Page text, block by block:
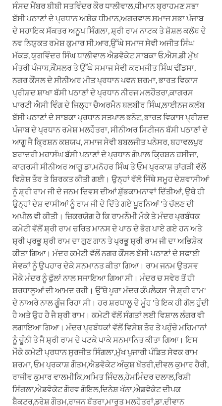
ਸੰਸਦ ਮੈਂਬਰ ਬੀਬੀ ਸਤਵਿੰਦਰ ਕੌਰ ਧਾਲੀਵਾਲ,ਧੀਮਾਨ ਬ੍ਰਾਹਮਣ ਸਭਾ
ਬੱਸੀ ਪਠਾਣਾਂ ਦੇ ਪ੍ਰਧਾਨ ਅਸ਼ੋਕ ਧੀਮਾਨ,ਅਗਰਵਾਲ ਸਮਾਜ ਸਭਾ ਪੰਜਾਬ
ਦੇ ਸਹਾਇਕ ਸੱਕਤਰ ਅਨੂਪ ਸਿੰਗਲਾ, ਸ਼੍ਰੀ ਰਾਮ ਨਾਟਕ ਤੇ ਸ਼ੋਸ਼ਲ ਕਲੱਬ ਦੇ
ਨਵ ਨਿਯੁਕਤ ਰਮੇਸ਼ ਕੁਮਾਰ ਸੀ.ਆਰ,ਉੱਘੇ ਸਮਾਜ ਸੇਵੀ ਅਜੀਤ ਸਿੰਘ
ਮੱਕੜ, ਯੁਗਵਿੰਦਰ ਸਿੰਘ ਧਾਲੀਵਾਲ ਐਡਵੋਕੇਟ ਸਾਬਕਾ ਓ.ਐਸ.ਡੀ ਮੁੱਖ
ਮੰਤਰੀ ਪੰਜਾਬ,ਕੌਂਸਲਰ ਤੇ ਉੱਘੇ ਸਮਾਜ ਸੇਵੀ ਕਰਮਜੀਤ ਸਿੰਘ ਢੀਂਡਸਾ,
ਨਗਰ ਕੌਂਸਲ ਦੇ ਸੀਨੀਅਰ ਮੀਤ ਪ੍ਰਧਾਨ ਪਵਨ ਸ਼ਰਮਾ, ਭਾਰਤ ਵਿਕਾਸ
ਪ੍ਰੀਸ਼ਦ ਸ਼ਾਖਾ ਬੱਸੀ ਪਠਾਣਾਂ ਦੇ ਪ੍ਰਧਾਨ ਨੀਰਜ ਮਲਹੌਤਰਾ,ਕਾਗਰਸ
ਪਾਰਟੀ ਐਸੀ ਵਿੰਗ ਦੇ ਜਿਲ੍ਹਾ ਚੈਅਰਮੈਨ ਬਲਬੀਰ ਸਿੰਘ,ਲਾਈਨਜ ਕਲੱਬ
ਬੱਸੀ ਪਠਾਣਾਂ ਦੇ ਸਾਬਕਾ ਪ੍ਰਧਾਨ ਸਤਪਾਲ ਭਨੋਟ, ਭਾਰਤ ਵਿਕਾਸ ਪ੍ਰੀਸ਼ਦ
ਪੰਜਾਬ ਦੇ ਪ੍ਰਧਾਨ ਰਮੇਸ਼ ਮਲਹੌਤਰਾ, ਸੀਨੀਅਰ ਸਿਟੀਜਨ ਬੱਸੀ ਪਠਾਣਾਂ ਦੇ
ਆਗੂ ਜੈ ਕ੍ਰਿਸ਼ਨ ਕਸ਼ਯਪ, ਸਮਾਜ ਸੇਵੀ ਬਬਲਜੀਤ ਪਨੇਸਰ, ਬਹਾਵਲਪੁਰ
ਬਰਾਦਰੀ ਮਹਾਸੰਘ ਬੱਸੀ ਪਠਾਣਾਂ ਦੇ ਪ੍ਰਧਾਨ ਗੋਪਾਲ ਕ੍ਰਿਸ਼ਨ ਹਸੀਜਾ,
ਕਾਗਰਸੀ ਸੀਨੀਅਰ ਆਗੂ ਡਾ.ਮਨੋਹਰ ਸਿੰਘ ਤੇ ਓਮ ਪ੍ਰਕਾਸ਼ ਤਾਂਗੜੀ ਵੱਲੋਂ
ਵਿਸ਼ੇਸ਼ ਤੌਰ ਤੇ ਸ਼ਿਰਕਤ ਕੀਤੀ ਗਈ। ਉਨ੍ਹਾਂ ਵੱਲੋ ਜਿੱਥੇ ਸਮੂਹ ਦੇਸ਼ਵਾਸੀਆਂ
ਨੂੰ ਸ਼੍ਰੀ ਰਾਮ ਜੀ ਦੇ ਜਨਮ ਦਿਵਸ ਦੀਆਂ ਸ਼ੁੱਭਕਾਮਨਾਵਾਂ ਦਿੱਤੀਆਂ, ਉਥੇ ਹੀ
ਉਨ੍ਹਾਂ ਦੇਸ਼ ਵਾਸੀਆਂ ਨੂੰ ਰਾਮ ਜੀ ਦੇ ਦਿੱਤੇ ਗਏ ਪੂਰਨਿਆਂ 'ਤੇ ਚੱਲਣ ਦੀ
ਅਪੀਲ ਵੀ ਕੀਤੀ। ਜ਼ਿਕਰਯੋਗ ਹੈ ਕਿ ਰਾਮਨੌਮੀ ਮੌਕੇ ਤੇ ਮੰਦਰ ਪ੍ਰਬੰਧਕ
ਕਮੇਟੀ ਵੱਲੋਂ ਸ਼੍ਰੀ ਰਾਮ ਚਰਿਤ ਮਾਨਸ ਦੇ ਪਾਠ ਦੇ ਭੋਗ ਪਾਏ ਗਏ ਹਨ ਅਤੇ
ਸ਼੍ਰੀ ਪ੍ਰਭੂ ਸ਼੍ਰੀ ਰਾਮ ਦਾ ਗੁਣ ਗਾਨ ਤੇ ਪ੍ਰਭੂ ਸ਼੍ਰੀ ਰਾਮ ਜੀ ਦਾ ਅਭਿਸ਼ੇਕ
ਕੀਤਾ ਗਿਆ। ਮੰਦਰ ਕਮੇਟੀ ਵੱਲੋਂ ਨਗਰ ਕੌਂਸਲ ਬੱਸੀ ਪਠਾਣਾਂ ਦੇ ਸਫਾਈ
ਸੇਵਕਾਂ ਨੂੰ ਉਪਹਾਰ ਦੇਕੇ ਸਨਮਾਨਤ ਕੀਤਾ ਗਿਆ। ਰਾਮ ਜਨਮ ਉਤਸਵ
ਮੌਕੇ ਮੰਦਰ ਨੂੰ ਫੁੱਲਾਂ ਨਾਲ ਸਜਾਇਆ ਗਿਆ ਸੀ। ਮੰਦਰ ਚ ਸਵੇਰ ਤੋਂ ਹੀ
ਸ਼ਰਧਾਲੂਆਂ ਦੀ ਆਮਦ ਰਹੀ। ਉੱਥੇ ਪੂਰਾ ਮੰਦਰ ਕੰਪਲੈਕਸ 'ਜੈ ਸ਼੍ਰੀ ਰਾਮ'
ਦੇ ਨਾਅਰੇ ਨਾਲ ਗੂੰਜ ਰਿਹਾ ਸੀ। ਹਰ ਸ਼ਰਧਾਲੂ ਦੇ ਮੂੰਹ 'ਤੇ ਇਕ ਹੀ ਗੱਲ ਹੁੰਦੀ
ਹੈ ਅਤੇ ਉਹ ਹੈ ਜੈ ਸ਼੍ਰੀ ਰਾਮ। ਕਮੇਟੀ ਵੱਲੋਂ ਸੰਗਤਾਂ ਲਈ ਵਿਸ਼ਾਲ ਲੰਗਰ ਵੀ
ਲਗਾਇਆ ਗਿਆ। ਮੰਦਰ ਪ੍ਰਬੰਧਕਾਂ ਵੱਲੋਂ ਵਿਸੇਸ਼ ਤੌਰ ਤੇ ਪਹੁੰਚੇ ਮਹਿਮਾਨਾਂ
ਨੂੰ ਚੂੰਨੀ ਤੇ ਜੈ ਸ਼੍ਰੀ ਰਾਮ ਦੇ ਪਟਕੇ ਪਾਕੇ ਸਨਮਾਨਿਤ ਕੀਤਾ ਗਿਆ। ਇਸ
ਮੌਕੇ ਕਮੇਟੀ ਪ੍ਰਧਾਨ ਸੁਰਜੀਤ ਸਿੰਗਲਾ,ਮੁੱਖ ਪੁਜਾਰੀ ਪੰਡਿਤ ਸੇਵਕ ਰਾਮ
ਸ਼ਰਮਾ, ਓਮ ਪ੍ਰਕਾਸ਼ ਗੌਤਮ,ਐਡਵੋਕੇਟ ਅੰਕੁਸ਼ ਖੱਤਰੀ,ਦੀਵਲ ਕੁਮਾਰ ਹੈਰੀ,
ਰਾਜੀਵ ਕੁਮਾਰ ਵਾਲਮੀਕਿ,ਅਮਿਤ ਜਿੰਦਲ,ਹੇਮਮਿੰਦਰ ਦਲਾਲ,ਰਿਸ਼ੀ
ਸਿੰਗਲਾ,ਐਡਵੋਕੇਟ ਗੌਰਵ ਗੋਇਲ,ਦਿਨੇਸ਼ ਖੰਨਾ,ਐਡਵੋਕੇਟ ਦੀਪਕ
ਬੈਕਟਰ,ਨਰੇਸ਼ ਗੌਤਮ,ਰਾਜਨ ਬੱਤਰਾ,ਮਾਰੂਤ ਮਲਹੋਤਰਾਂ,ਡਾ.ਦੀਵਾਨ